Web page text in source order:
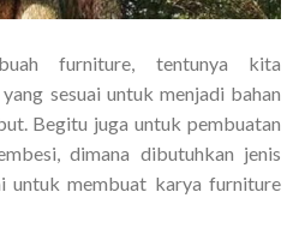
furniture, tentunya kita
sesuai untuk menjadi bahan
Begitu juga untuk pembuatan
dimana dibutuhkan jenis
untuk membuat karya furniture